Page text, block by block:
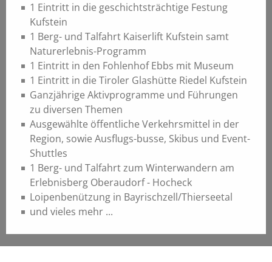
1 Eintritt in die geschichtsträchtige Festung
Kufstein
1 Berg- und Talfahrt Kaiserlift Kufstein samt
Naturerlebnis-Programm
1 Eintritt in den Fohlenhof Ebbs mit Museum
1 Eintritt in die Tiroler Glashütte Riedel Kufstein
Ganzjährige Aktivprogramme und Führungen
zu diversen Themen
Ausgewählte öffentliche Verkehrsmittel in der
Region, sowie Ausflugs-busse, Skibus und Event-
Shuttles
1 Berg- und Talfahrt zum Winterwandern am
Erlebnisberg Oberaudorf - Hocheck
Loipenbenützung in Bayrischzell/Thierseetal
und vieles mehr ...